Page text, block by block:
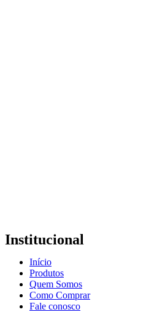
Institucional
Início
Produtos
Quem Somos
Como Comprar
Fale conosco